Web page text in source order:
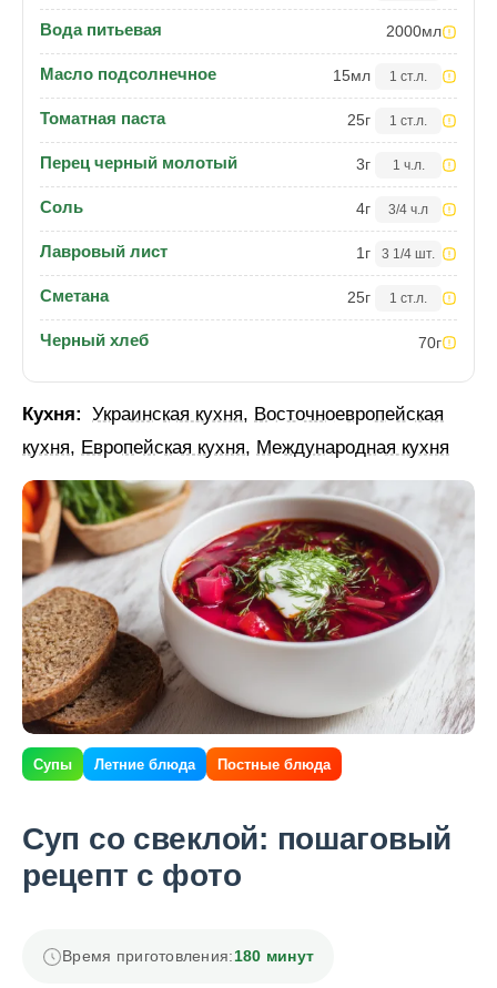
Вода питьевая 2000мл
Масло подсолнечное 15мл 1 ст.л.
Томатная паста 25г 1 ст.л.
Перец черный молотый 3г 1 ч.л.
Соль 4г 3/4 ч.л
Лавровый лист 1 г 3 1/4 шт.
Сметана 25г 1 ст.л.
Черный хлеб 70г
Кухня: Украинская кухня, Восточноевропейская
кухня, Европейская кухня, Международная кухня
Супы Летние блюда Постные блюда
Суп со свеклой: пошаговый
рецепт с фото
Время приготовления:180 минут